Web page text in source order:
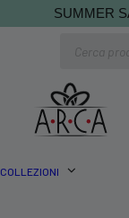
SUMMER
COLLEZIONI